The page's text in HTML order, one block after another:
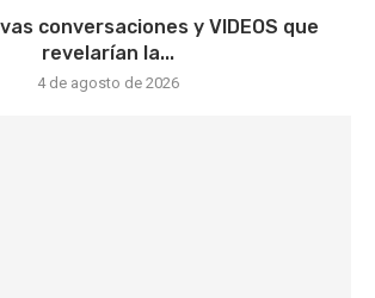
conversaciones y VIDEOS que
revelarían la...
4 de agosto de 2026